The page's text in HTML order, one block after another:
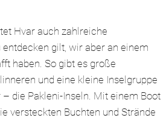
Hvar auch zahlreiche
gilt, wir aber an einem
haben. So gibt es große
und eine kleine Inselgruppe
die Pakleni-Inseln. Mit einem Boot
versteckten Buchten und Strände